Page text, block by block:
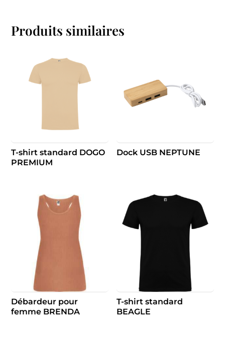
Produits similaires
T-shirt standard DOGO
PREMIUM
Dock USB NEPTUNE
Débardeur pour
femme BRENDA
T-shirt standard
BEAGLE